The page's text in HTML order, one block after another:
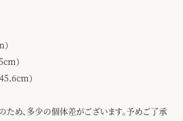
）
）
ため、多少の個体差がございます。予めご了承